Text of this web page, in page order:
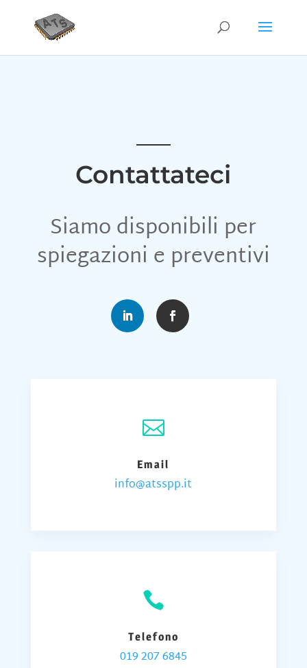
Contattateci
Siamo disponibili per
spiegazioni e preventivi

Email
info@atsspp.it

Telefono
019 207 6845